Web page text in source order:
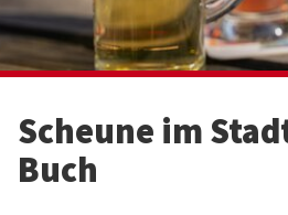
Scheune im
Buch